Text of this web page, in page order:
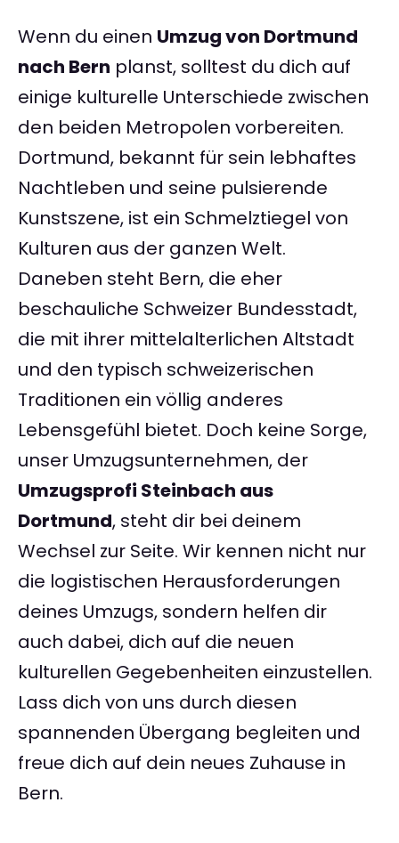
Wenn du einen Umzug von Dortmund
nach Bern planst, solltest du dich auf
einige kulturelle Unterschiede zwischen
den beiden Metropolen vorbereiten.
Dortmund, bekannt für sein lebhaftes
Nachtleben und seine pulsierende
Kunstszene, ist ein Schmelztiegel von
Kulturen aus der ganzen Welt.
Daneben steht Bern, die eher
beschauliche Schweizer Bundesstadt,
die mit ihrer mittelalterlichen Altstadt
und den typisch schweizerischen
Traditionen ein völlig anderes
Lebensgefühl bietet. Doch keine Sorge,
unser Umzugsunternehmen, der
Umzugsprofi Steinbach aus
Dortmund, steht dir bei deinem
Wechsel zur Seite. Wir kennen nicht nur
die logistischen Herausforderungen
deines Umzugs, sondern helfen dir
auch dabei, dich auf die neuen
kulturellen Gegebenheiten einzustellen.
Lass dich von uns durch diesen
spannenden Übergang begleiten und
freue dich auf dein neues Zuhause in
Bern.